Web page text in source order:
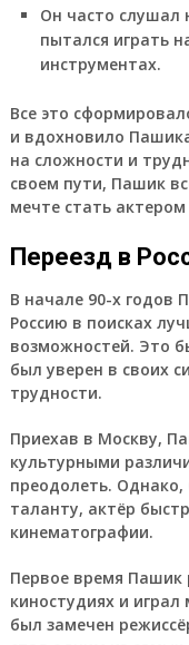
Он часто слушал
пытался играть
инструментах.
Все это
и вдохновило
на сложности и
своем пути, Пашик
мечте стать
Переезд в
В начале 90-х годов
Россию в поисках
возможностей. Это
был уверен в своих
трудности.
Приехав в Москву,
культурными
преодолеть. Однако,
таланту, актёр
кинематографии.
Первое время Пашик
киностудиях и
был замечен